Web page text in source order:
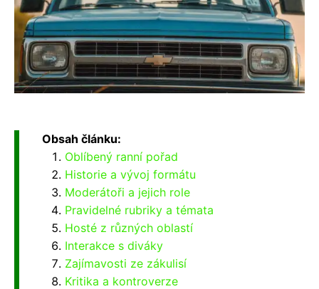
Obsah článku:
Oblíbený ranní pořad
Historie a vývoj formátu
Moderátoři a jejich role
Pravidelné rubriky a témata
Hosté z různých oblastí
Interakce s diváky
Zajímavosti ze zákulisí
Kritika a kontroverze